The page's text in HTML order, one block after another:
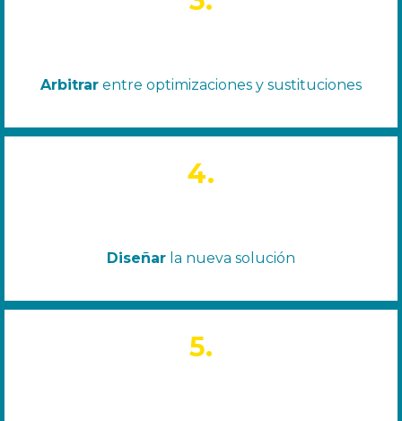
Arbitrar entre optimizaciones y sustituciones
4.
Diseñar la nueva solución
5.